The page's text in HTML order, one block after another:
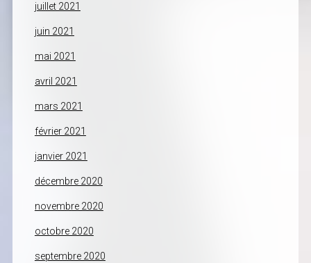
juillet 2021
juin 2021
mai 2021
avril 2021
mars 2021
février 2021
janvier 2021
décembre 2020
novembre 2020
octobre 2020
septembre 2020